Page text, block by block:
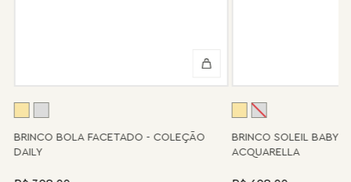
disposição para orientá-la e oferecer a melhor alternativa
BRINCO BOLA FACETADO - COLEÇÃO
DAILY
BRINCO SOLEIL BABY -
ACQUARELLA